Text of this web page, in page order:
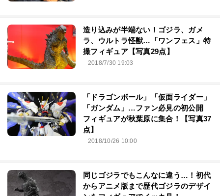
造り込みが半端ない！ゴジラ、ガメ
ラ、ウルトラ怪獣…「ワンフェス」特
撮フィギュア【写真29点】
2018/7/30 19:03
「ドラゴンボール」「仮面ライダー」
「ガンダム」…ファン必見の初公開
フィギュアが秋葉原に集合！【写真37
点】
2018/10/26 10:00
同じゴジラでもこんなに違う…！初代
からアニメ版まで歴代ゴジラのデザイ